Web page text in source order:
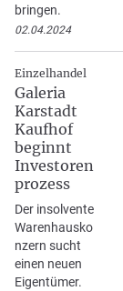
bringen.
02.04.2024
Einzelhandel
Galeria
Karstadt
Kaufhof
beginnt
Investoren
prozess
Der insolvente
Warenhausko
nzern sucht
einen neuen
Eigentümer.